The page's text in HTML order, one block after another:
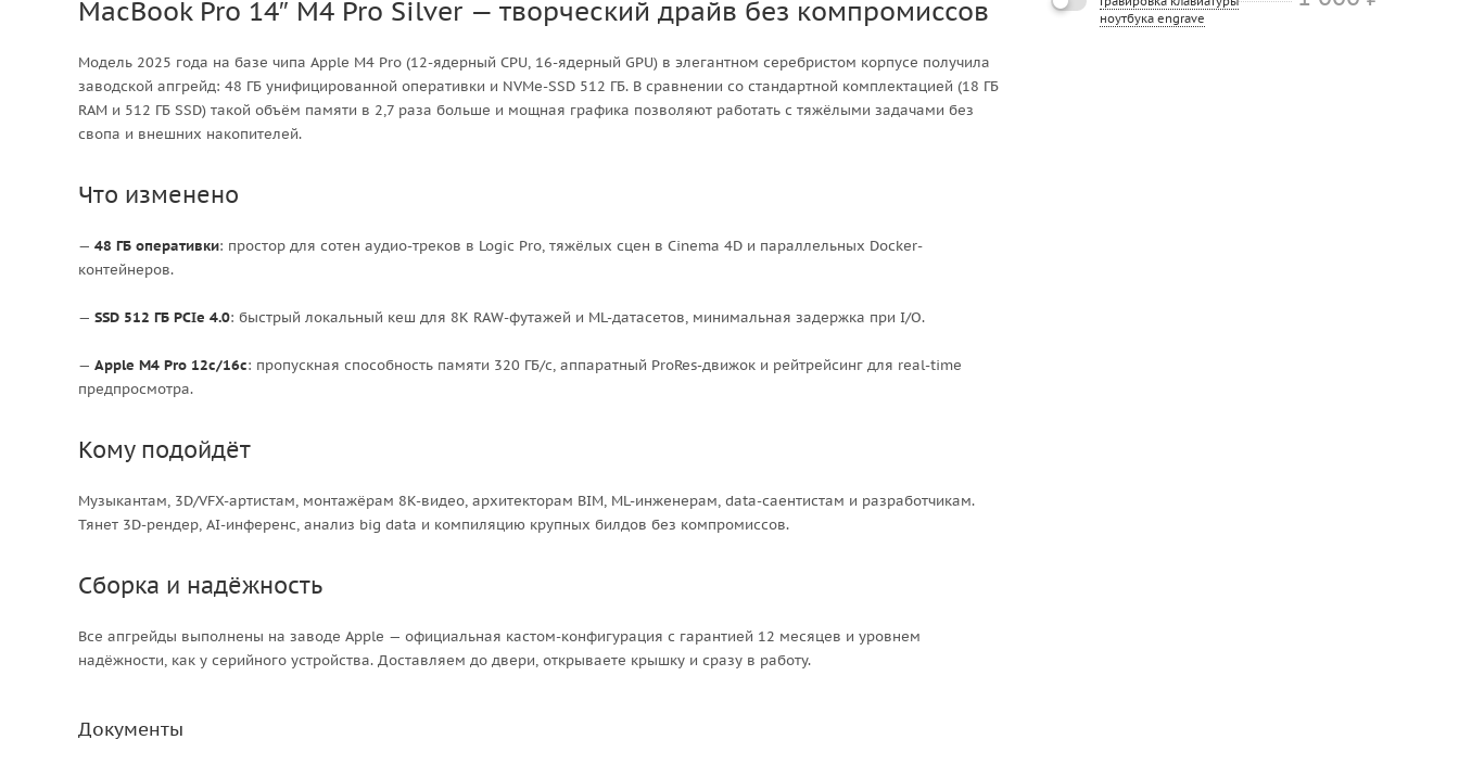
MacBook Pro 14″ M4 Pro Silver — творческий драйв без компромиссов
Модель 2025 года на базе чипа Apple M4 Pro (12-ядерный CPU, 16-ядерный GPU) в элегантном серебристом корпусе получила
заводской апгрейд: 48 ГБ унифицированной оперативки и NVMe-SSD 512 ГБ. В сравнении со стандартной комплектацией (18 ГБ
RAM и 512 ГБ SSD) такой объём памяти в 2,7 раза больше и мощная графика позволяют работать с тяжёлыми задачами без
свопа и внешних накопителей.
Что изменено
— 48 ГБ оперативки: простор для сотен аудио-треков в Logic Pro, тяжёлых сцен в Cinema 4D и параллельных Docker-
контейнеров.
— SSD 512 ГБ PCIe 4.0: быстрый локальный кеш для 8K RAW-футажей и ML-датасетов, минимальная задержка при I/O.
— Apple M4 Pro 12c/16c: пропускная способность памяти 320 ГБ/с, аппаратный ProRes-движок и рейтрейсинг для real-time
предпросмотра.
Кому подойдёт
Музыкантам, 3D/VFX-артистам, монтажёрам 8K-видео, архитекторам BIM, ML-инженерам, data-саентистам и разработчикам.
Тянет 3D-рендер, AI-инференс, анализ big data и компиляцию крупных билдов без компромиссов.
Сборка и надёжность
Все апгрейды выполнены на заводе Apple — официальная кастом-конфигурация с гарантией 12 месяцев и уровнем
надёжности, как у серийного устройства. Доставляем до двери, открываете крышку и сразу в работу.
Документы
ноутбука engrave